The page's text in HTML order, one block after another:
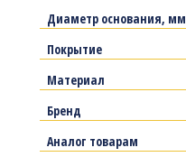
Диаметр основания, мм
Покрытие
Материал
Бренд
Аналог товарам